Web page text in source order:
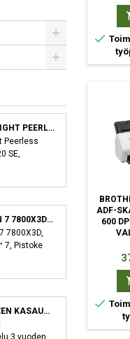
THERMALRIGHT PEERLESS ASSASSIN 120 SE SUORITIN JÄÄHDYTYSLEVY/JÄÄHDYTIN 12 CM MUSTA
Peerless
SE,
jäähdytin,
AMD RYZEN 7 7800X3D SUORITIN 4,2 GHZ 96 MB L3 LAATIKKO
7800X3D,
7, Pistoke
TIETOKONEEN KASAUSPALVELU

ADF-
600
